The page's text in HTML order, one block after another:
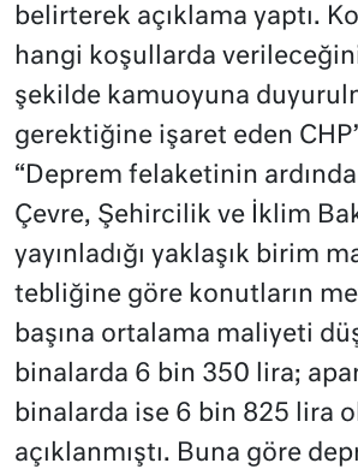
belirterek açıklama yaptı.
hangi koşullarda
şekilde kamuoyuna
gerektiğine işaret eden
“Deprem felaketinin
Çevre, Şehircilik ve İklim
yayınladığı yaklaşık birim
tebliğine göre konutların
başına ortalama maliyeti
binalarda 6 bin 350 lira;
binalarda ise 6 bin 825 lira
açıklanmıştı. Buna göre